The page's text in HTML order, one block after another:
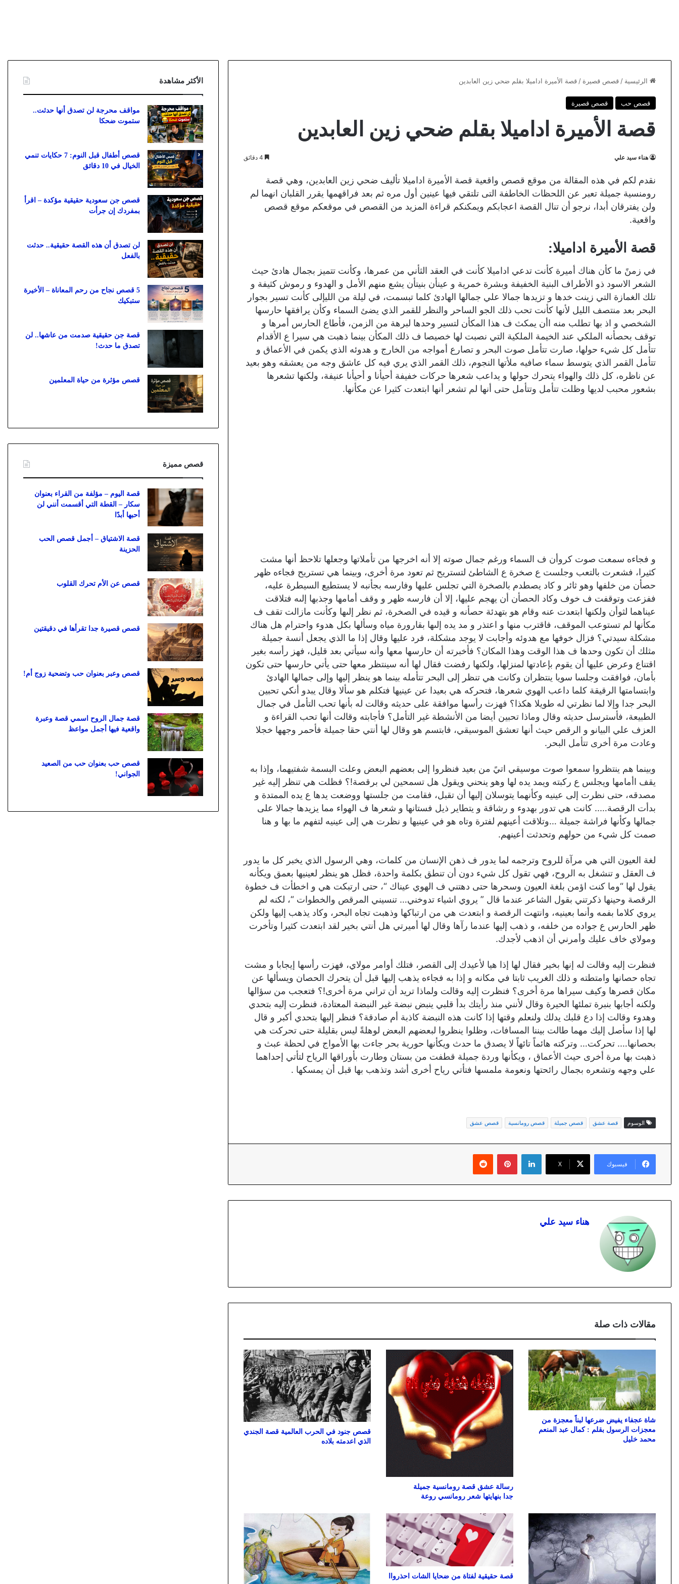
الرئيسية / قصص قصيرة / قصة الأميرة اداميلا بقلم ضحي زين العابدين
قصص حب قصص قصيرة
قصة الأميرة اداميلا بقلم ضحي زين العابدين
هناء سيد علي
نقدم لكم في هذه المقالة من موقع قصص واقعية قصة الأميرة اداميلا تأليف ضحي زين العابدين، وهي قصة
رومنسية جميلة تعبر عن اللحظات الخاطفة التى تلتقي فيها عينين أول مره ثم بعد فراقهمها يقرر القلبان انهما لم
ولن يفترقان أبدا، نرجو أن تنال القصة اعجابكم ويمكنكم قراءة المزيد من القصص في موقعكم موقع قصص
واقعية.
قصة الأميرة اداميلا:
في زمنً ما كأن هناك أميرة كأنت تدعي اداميلا كأنت في العقد الثأني من عمرها، وكأنت تتميز بجمال هادئ حيث
الشعر الاسود ذو الأطراف البنية الخفيفة وبشرة خمرية و عينأن بنيتأن يشع منهم الأمل و الهدوء و رموش كثيفة و
تلك الغمازة التي زينت خدها و تزيدها جمالا علي جمالها الهادئ كلما تبسمت، في ليلة من الليإلى كأنت تسير بجوار
البحر بعد منتصف الليل لأنها كأنت تحب ذلك الجو الساحر والنظر للقمر الذي يضئ السماء وكأن يرافقها حارسها
الشخصي و اذ بها تطلب منه اأن يمكث ف هذا المكأن لتسير وحدها لبرهة من الزمن، فأطاع الحارس أمرها و
توقف بحصأنه الملكي عند الخيمة الملكية التي نصبت لها خصيصا ف ذلك المكأن بينما ذهبت هي سيرا ع الأقدام
تتأمل كل شيء حولها، صارت تتأمل صوت البحر و تصارع أمواجه من الخارج و هدوئه الذي يكمن في الأعماق و
تتأمل القمر الذي يتوسط سماء صافيه ملأتها النجوم، ذلك القمر الذي يري فيه كل عاشق وجه من يعشقه وهو بعيد
عن ناظره، كل ذلك والهواء يتحرك حولها و يداعب شعرها حركات خفيفة أحيأنا و أحيأنا عنيفة، ولكنها تشعرها
بشعور محبب لديها وظلت تتأمل وتتأمل حتى أنها لم تشعر أنها ابتعدت كثيرا عن مكأنها.
و فجاءه سمعت صوت كروأن ف السماء ورغم جمال صوته إلا أنه اخرجها من تأملاتها وجعلها تلاحظ أنها مشت
كثيرا، فشعرت بالتعب وجلست ع صخرة ع الشاطئ لتستريح ثم تعود مرة أخرى، وبينما هي تستريح فجاءه ظهر
حصأن من خلفها وهو ثائر و كاد يصطدم بالصخرة التي تجلس عليها وفارسه بجأنبه لا يستطيع السيطرة عليه،
ففزعت وتوقفت ف خوف وكاد الحصأن أن يهجم عليها، إلا أن فارسه ظهر و وقف أمامها وجذبها إلىه فتلاقت
عيناهما لثوأن ولكنها ابتعدت عنه وقام هو بتهدئة حصأنه و قيده في الصخرة، ثم نظر إلىها وكأنت مازالت تقف ف
مكأنها لم تستوعب الموقف، فاقترب منها و اعتذر و مد يده إلىها بقارورة مياه وسألها بكل هدوء واحترام هل هناك
مشكلة سيدتي؟ فزال خوفها مع هدوئه وأجابت لا يوجد مشكلة، فرد عليها وقال إذا ما الذي يجعل أنسة جميلة
مثلك أن تكون وحدها ف هذا الوقت وهذا المكان؟ فأخبرته أن حارسها معها وأنه سيأتي بعد قليل، فهز رأسه بغير
اقتناع وعرض عليها أن يقوم بإعادتها لمنزلها، ولكنها رفضت فقال لها أنه سينتظر معها حتى يأتي حارسها حتى تكون
بأمان، فوافقت وجلسا سويا ينتظران وكانت هي تنظر إلى البحر تتأمله بينما هو ينظر إليها وإلى جمالها الهادئ
وابتسامتها الرقيقة كلما داعب الهوي شعرها، فتحركه هي بعيدا عن عينيها فتكلم هو سألا وقال يبدو أنكي تحبين
البحر جدا وإلا لما نظرتي له طويلا هكذا؟ فهزت رأسها موافقة على حديثه وقالت له بأنها تحب التأمل في جمال
الطبيعة، فأسترسل حديثه وقال وماذا تحبين أيضا من الأنشطة غير التأمل؟ فأجابته وقالت أنها تحب القراءة و
العزف علي البيانو و الرقص حيث أنها تعشق الموسيقي، فابتسم هو وقال لها أنتي حقا جميلة فأحمر وجهها خجلا
وعادت مرة أخرى تتأمل البحر.
وبينما هم ينتظروا سمعوا صوت موسيقي اتيً من بعيد فنظروا إلى بعضهم البعض وعلت البسمة شفتيهما، وإذا به
يقف اأمامها ويجلس ع ركبته ويمد يده لها وهو ينحني ويقول هل تسمحين لي برقصة!؟ فظلت هي تنظر إليه غير
مصدقه، حتى نظرت إلى عينيه وكأنهما يتوسلان إليها أن تقبل، فقامت من جلستها ووضعت يدها ع يده الممتدة و
بدأت الرقصة….. كانت هي تدور بهدوء و رشاقة و يتطاير ذيل فستانها و شعرها ف الهواء مما يزيدها جمالا على
جمالها وكأنها فراشة جميلة …وتلاقت أعينهم لفترة وتاه هو في عينيها و نظرت هي إلى عينيه لتفهم ما بها و هنا
صمت كل شيء من حولهم وتحدثت أعينهم.
لغة العيون التي هي مرآة للروح وترجمه لما يدور ف ذهن الإنسان من كلمات، وهي الرسول الذي يخبر كل ما يدور
ف العقل و تنشغل به الروح، فهي تقول كل شيء دون أن تنطق بكلمة واحدة، فظل هو ينظر لعينيها بعمق ويكأنه
يقول لها “وما كنت اؤمن بلغة العيون وسحرها حتى دهتني ف الهوي عيناك “، حتى ارتبكت هي و اخطأت ف خطوة
الرقصة وحينها ذكرتني بقول الشاعر عندما قال ” يروي اشياء تدوخني… تنسيني المرقص والخطوات “، لكنه لم
يروي كلاما بفمه وأنما بعينيه، وانتهت الرقصة و ابتعدت هي من ارتباكها وذهبت تجاه البحر، وكاد يذهب إليها ولكن
ظهر الحارس ع جواده من خلفه، و ذهب إليها عندما رآها وقال لها أميرتي هل أنتي بخير لقد ابتعدت كثيرا وتأخرت
ومولاي خاف عليك وأمرني أن اذهب لأجدك.
فنظرت إليه وقالت له إنها بخير فقال لها إذا هيا لأعيدك إلى القصر، فتلك أوامر مولاي، فهزت رأسها إيجابا و مشت
تجاه حصانها وامتطته و ذلك الغريب ثابتا في مكانه و إذا به فجاءه يذهب إليها قبل أن يتحرك الحصان ويسألها عن
مكان قصرها وكيف سيراها مرة أخرى؟ فنظرت إليه وقالت ولماذا تريد أن تراني مرة أخرى!؟ فتعجب من سؤالها
ولكنه أجابها بنبرة تملئها الحيرة وقال لأنني منذ رأيتك بدأ قلبي ينبض نبضة غير النبضة المعتادة، فنظرت إليه بتحدي
وهدوء وقالت إذا دع قلبك يدلك ولنعلم وقتها إذا كانت هذه النبضة كاذبة أم صادقة؟ فنظر إليها بتحدي أكبر و قال
لها إذا سأصل إليك مهما طالت بيننا المسافات، وظلوا ينظروا لبعضهم البعض لوهلةً ليس بقليلة حتى تحركت هي
بحصانها…. تحركت… وتركته هائماً تائهاً لا يصدق ما حدث ويكأنها حورية بحر جاءت بها الأمواج في لحظة عبث و
ذهبت بها مرة أخرى حيث الأعماق ، ويكأنها وردة جميلة قطفت من بستان وطارت بأوراقها الرياح لتأتي إحداهما
علي وجهه وتشعره بجمال رائحتها ونعومة ملمسها فتأتي رياح أخرى أشد وتذهب بها قبل أن يمسكها .
الوسوم قصة عشق قصص جميلة قصص رومانسية قصص عشق
فيسبوك X
لينكدإن بينتيريست
هناء سيد علي
مقالات ذات صلة
شاة عجفاء يفيض ضرعها لبناً معجزة من
معجزات الرسول بقلم : كمال عبد المنعم
محمد خليل
رسالة عشق قصة رومانسية جميلة
جدا بنهايتها شعر رومانسي روعة
قصص جنود في الحرب العالمية قصة الجندي
الذي اعدمته بلاده
قصة حقيقية لفتاة من ضحايا الشات احذرواا
الأكثر مشاهدة
مواقف محرجة لن تصدق أنها حدثت..
ستموت ضحكا
قصص أطفال قبل النوم: 7 حكايات تنمي
الخيال في 10 دقائق
قصص جن سعودية حقيقية مؤكدة – اقرأ
بمفردك إن جرأت
لن تصدق أن هذه القصة حقيقية.. حدثت
بالفعل
5 قصص نجاح من رحم المعاناة – الأخيرة
ستبكيك
قصة جن حقيقية صدمت من عاشها.. لن
تصدق ما حدث!
قصص مؤثرة من حياة المعلمين
قصص مميزة
قصة اليوم – مؤلفة من القراء بعنوان
سكار – القطة التي أقسمت أنني لن
أحبها أبدًا
قصة الاشتياق – أجمل قصص الحب
الحزينة
قصص عن الأم تحرك القلوب
قصص قصيرة جدا تقرأها في دقيقتين
قصص وعبر بعنوان حب وتضحية زوج أم!
قصة جمال الروح اسمي قصة وعبرة
واقعية فيها أجمل مواعظ
قصص حب بعنوان حب من الصعيد
الجواني!